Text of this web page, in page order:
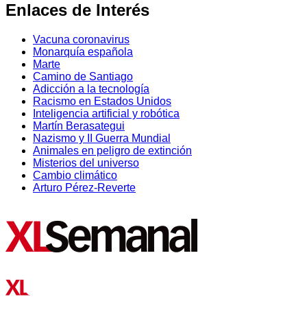
Enlaces de Interés
Vacuna coronavirus
Monarquía española
Marte
Camino de Santiago
Adicción a la tecnología
Racismo en Estados Unidos
Inteligencia artificial y robótica
Martín Berasategui
Nazismo y II Guerra Mundial
Animales en peligro de extinción
Misterios del universo
Cambio climático
Arturo Pérez-Reverte